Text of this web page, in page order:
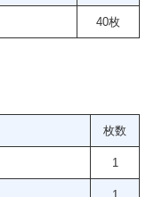
40枚
枚数
1